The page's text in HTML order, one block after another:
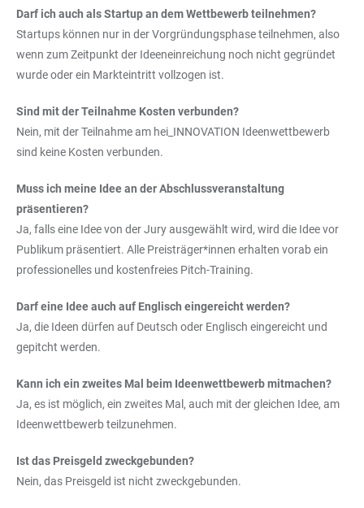
Darf ich auch als Startup an dem Wettbewerb teilnehmen?
Startups können nur in der Vorgründungsphase teilnehmen, also
wenn zum Zeitpunkt der Ideeneinreichung noch nicht gegründet
wurde oder ein Markteintritt vollzogen ist.
Sind mit der Teilnahme Kosten verbunden?
Nein, mit der Teilnahme am hei_INNOVATION Ideenwettbewerb
sind keine Kosten verbunden.
Muss ich meine Idee an der Abschlussveranstaltung
präsentieren?
Ja, falls eine Idee von der Jury ausgewählt wird, wird die Idee vor
Publikum präsentiert. Alle Preisträger*innen erhalten vorab ein
professionelles und kostenfreies Pitch-Training.
Darf eine Idee auch auf Englisch eingereicht werden?
Ja, die Ideen dürfen auf Deutsch oder Englisch eingereicht und
gepitcht werden.
Kann ich ein zweites Mal beim Ideenwettbewerb mitmachen?
Ja, es ist möglich, ein zweites Mal, auch mit der gleichen Idee, am
Ideenwettbewerb teilzunehmen.
Ist das Preisgeld zweckgebunden?
Nein, das Preisgeld ist nicht zweckgebunden.